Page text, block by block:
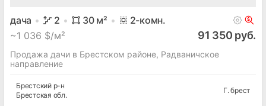
дача 2 30м² 2-комн.
~1 036 $/м² 91 350 руб.
Продажа дачи в Брестском районе, Радваничское
направление
Брестский р-н
Брестская обл.
Г. брест